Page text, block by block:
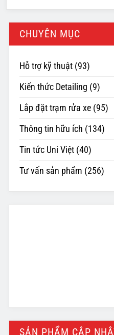
CHUYÊN MỤC
Hỗ trợ kỹ thuật (93)
Kiến thức Detailing (9)
Lắp đặt trạm rửa xe (95)
Thông tin hữu ích (134)
Tin tức Uni Việt (40)
Tư vấn sản phẩm (256)
SẢN PHẨM CẬP